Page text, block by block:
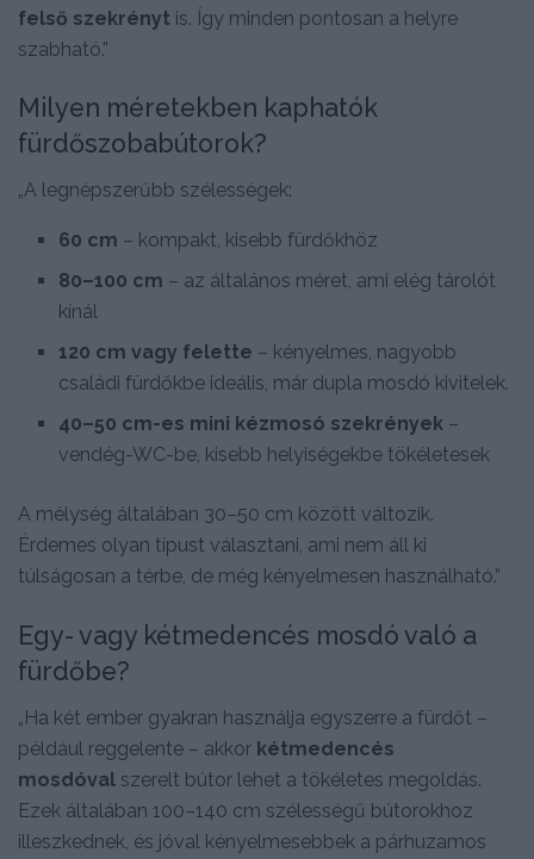
felső szekrényt is. Így minden pontosan a helyre
szabható.”
Milyen méretekben kaphatók
fürdőszobabútorok?
„A legnépszerűbb szélességek:
60 cm – kompakt, kisebb fürdőkhöz
80–100 cm – az általános méret, ami elég tárolót
kínál
120 cm vagy felette – kényelmes, nagyobb
családi fürdőkbe ideális, már dupla mosdó kivitelek.
40–50 cm-es mini kézmosó szekrények –
vendég-WC-be, kisebb helyiségekbe tökéletesek
A mélység általában 30–50 cm között változik.
Érdemes olyan típust választani, ami nem áll ki
túlságosan a térbe, de még kényelmesen használható.”
Egy- vagy kétmedencés mosdó való a
fürdőbe?
„Ha két ember gyakran használja egyszerre a fürdőt –
például reggelente – akkor kétmedencés
mosdóval szerelt bútor lehet a tökéletes megoldás.
Ezek általában 100–140 cm szélességű bútorokhoz
illeszkednek, és jóval kényelmesebbek a párhuzamos